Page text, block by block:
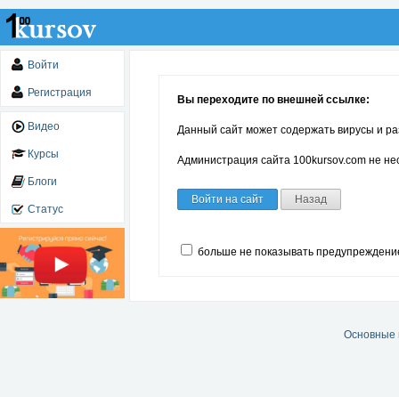
Войти
Регистрация
Видео
Курсы
Блоги
Статус
Вы переходите по внешней ссылке:
Данный сайт может содержать вирусы и
Администрация сайта 100kursov.com не
Войти на сайт Назад
больше не показывать
Основные